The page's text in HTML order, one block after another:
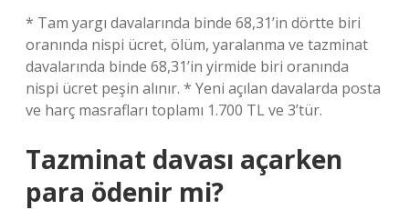
* Tam yargı davalarında binde 68,31’in dörtte biri
oranında nispi ücret, ölüm, yaralanma ve tazminat
davalarında binde 68,31’in yirmide biri oranında
nispi ücret peşin alınır. * Yeni açılan davalarda posta
ve harç masrafları toplamı 1.700 TL ve 3’tür.
Tazminat davası açarken
para ödenir mi?